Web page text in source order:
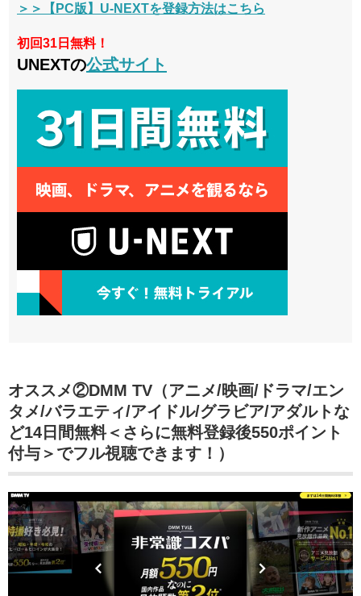
＞＞【PC版】U-NEXTを登録方法はこちら
初回31日無料！
UNEXTの公式サイト
オススメ②DMM TV（アニメ/映画/ドラマ/エン
タメ/バラエティ/アイドル/グラビア/アダルトな
ど14日間無料＜さらに無料登録後550ポイント
付与＞でフル視聴できます！）